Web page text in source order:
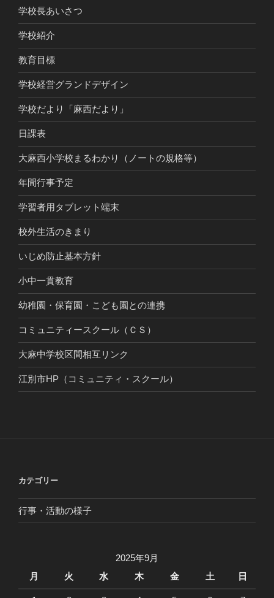
学校長あいさつ
学校紹介
教育目標
学校経営グランドデザイン
学校だより「麻西だより」
日課表
大麻西小学校まるわかり（ノートの規格等）
年間行事予定
学習者用タブレット端末
校外生活のきまり
いじめ防止基本方針
小中一貫教育
幼稚園・保育園・こども園との連携
コミュニティースクール（ＣＳ）
大麻中学校区間相互リンク
江別市HP（コミュニティ・スクール）
カテゴリー
行事・活動の様子
2025年9月
月
火 水 木 金 土 日